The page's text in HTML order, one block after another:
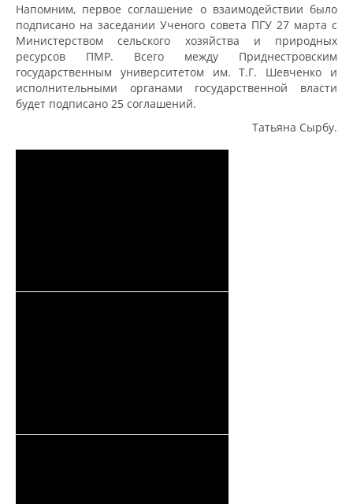
Напомним, первое соглашение о взаимодействии было
подписано на заседании Ученого совета ПГУ 27 марта с
Министерством сельского хозяйства и природных
ресурсов ПМР. Всего между Приднестровским
государственным университетом им. Т.Г. Шевченко и
исполнительными органами государственной власти
будет подписано 25 соглашений.
Татьяна Сырбу.